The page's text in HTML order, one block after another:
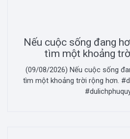
Nếu cuộc sống đang
tìm một khoảng
(09/08/2026) Nếu cuộc sống
tìm một khoảng trời rộng hơn.